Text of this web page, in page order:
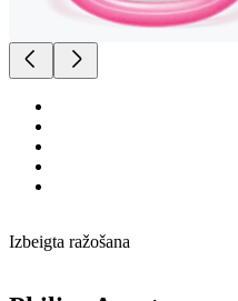
Izbeigta ražošana